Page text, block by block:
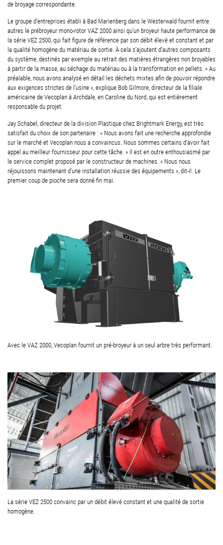
de broyage correspondante.
Le groupe d’entreprises établi à Bad Marienberg dans le Westerwald fournit entre
autres le prébroyeur mono-rotor VAZ 2000 ainsi qu’un broyeur haute performance de
la série VEZ 2500, qui fait figure de référence par son débit élevé et constant et par
la qualité homogène du matériau de sortie. À cela s’ajoutent d’autres composants
du système, destinés par exemple au retrait des matières étrangères non broyables
à partir de la masse, au séchage du matériau ou à la transformation en pellets. « Au
préalable, nous avons analysé en détail les déchets mixtes afin de pouvoir répondre
aux exigences strictes de l’usine », explique Bob Gilmore, directeur de la filiale
américaine de Vecoplan à Archdale, en Caroline du Nord, qui est entièrement
responsable du projet.
Jay Schabel, directeur de la division Plastique chez Brightmark Energy, est très
satisfait du choix de son partenaire : « Nous avons fait une recherche approfondie
sur le marché et Vecoplan nous a convaincus. Nous sommes certains d’avoir fait
appel au meilleur fournisseur pour cette tâche. » Il est en outre enthousiasmé par
le service complet proposé par le constructeur de machines. « Nous nous
réjouissons maintenant d’une installation réussie des équipements », dit-il. Le
premier coup de pioche sera donné fin mai.
Avec le VAZ 2000, Vecoplan fournit un pré-broyeur à un seul arbre très performant.
La série VEZ 2500 convainc par un débit élevé constant et une qualité de sortie
homogène.